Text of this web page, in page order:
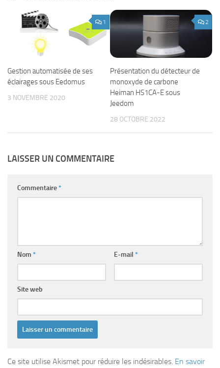
1
Gestion automatisée de ses
éclairages sous Eedomus
3 NOVEMBRE 2020
2
Présentation du détecteur de
monoxyde de carbone
Heiman HS1CA-E sous
Jeedom
28 OCTOBRE 2022
LAISSER UN COMMENTAIRE
Commentaire*
Nom * E-mail *
Site web
Ce site utilise Akismet pour réduire les indésirables. En savoir